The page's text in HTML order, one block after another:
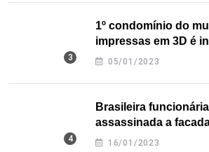
1º condomínio do
impressas em 3D é
Texas
05/01/2023
Brasileira
assassinada a
16/01/2023